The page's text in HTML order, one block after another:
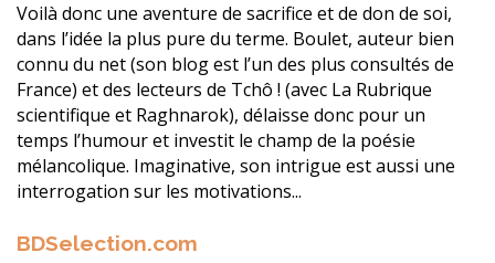
Voilà donc une aventure de sacrifice et de don de soi,
dans l’idée la plus pure du terme. Boulet, auteur bien
connu du net (son blog est l’un des plus consultés de
France) et des lecteurs de Tchô ! (avec La Rubrique
scientifique et Raghnarok), délaisse donc pour un
temps l’humour et investit le champ de la poésie
mélancolique. Imaginative, son intrigue est aussi une
interrogation sur les motivations...
BDSelection.com